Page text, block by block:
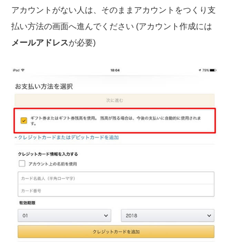
アカウントがない人は、そのままアカウントをつくり支
払い方法の画面へ進んでください (アカウント作成には
メールアドレスが必要)